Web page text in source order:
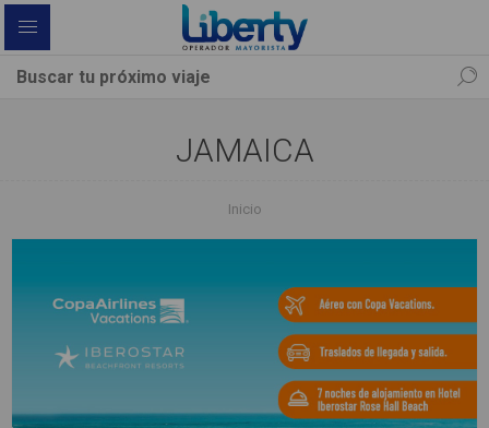
JAMAICA
Inicio